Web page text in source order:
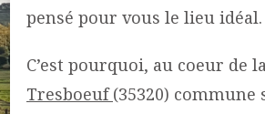
pensé pour vous le lieu idéal.
C’est pourquoi, au coeur de
Tresboeuf(35320) commune